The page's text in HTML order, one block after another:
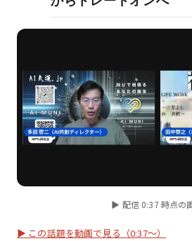
▶ 配信 0:37 時点の
▶ この話題を動画で見る（0:37〜）